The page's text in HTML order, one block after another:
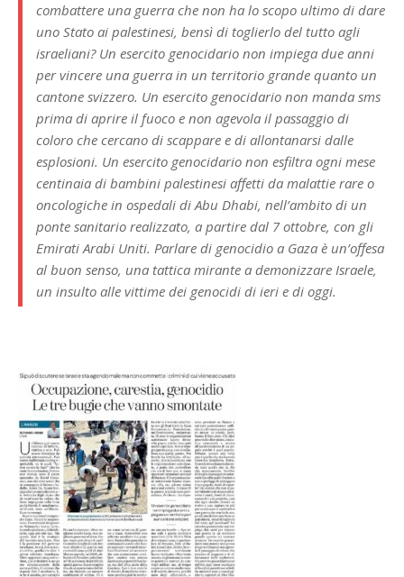
combattere una guerra che non ha lo scopo ultimo di dare
uno Stato ai palestinesi, bensì di toglierlo del tutto agli
israeliani? Un esercito genocidario non impiega due anni
per vincere una guerra in un territorio grande quanto un
cantone svizzero. Un esercito genocidario non manda sms
prima di aprire il fuoco e non agevola il passaggio di
coloro che cercano di scappare e di allontanarsi dalle
esplosioni. Un esercito genocidario non esfiltra ogni mese
centinaia di bambini palestinesi affetti da malattie rare o
oncologiche in ospedali di Abu Dhabi, nell’ambito di un
ponte sanitario realizzato, a partire dal 7 ottobre, con gli
Emirati Arabi Uniti. Parlare di genocidio a Gaza è un’offesa
al buon senso, una tattica mirante a demonizzare Israele,
un insulto alle vittime dei genocidi di ieri e di oggi.